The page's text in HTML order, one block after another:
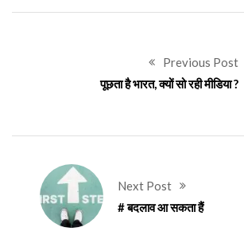
Previous Post
पूछता है भारत, क्यों सो रही मीडिया ?
Next Post
# बदलाव आ सकता हैं